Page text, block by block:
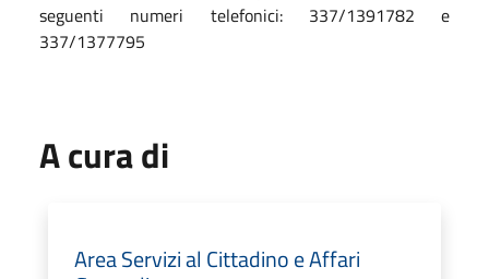
seguenti numeri telefonici: 337/1391782 e
337/1377795
A cura di
Area Servizi al Cittadino e Affari